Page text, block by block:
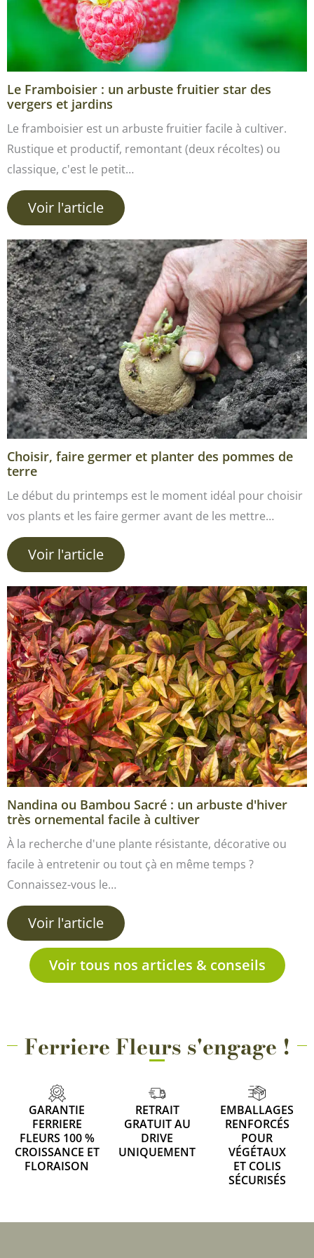
Le Framboisier : un arbuste fruitier star des
vergers et jardins
Le framboisier est un arbuste fruitier facile à cultiver.
Rustique et productif, remontant (deux récoltes) ou
classique, c'est le petit…
Voir l'article
Choisir, faire germer et planter des pommes de
terre
Le début du printemps est le moment idéal pour choisir
vos plants et les faire germer avant de les mettre…
Voir l'article
Nandina ou Bambou Sacré : un arbuste d'hiver
très ornemental facile à cultiver
À la recherche d'une plante résistante, décorative ou
facile à entretenir ou tout çà en même temps ?
Connaissez-vous le…
Voir l'article
Voir tous nos articles & conseils
Ferriere Fleurs s'engage !
GARANTIE
FERRIERE
FLEURS 100 %
CROISSANCE ET
FLORAISON
RETRAIT
GRATUIT AU
DRIVE
UNIQUEMENT
EMBALLAGES
RENFORCÉS
POUR
VÉGÉTAUX
ET COLIS
SÉCURISÉS